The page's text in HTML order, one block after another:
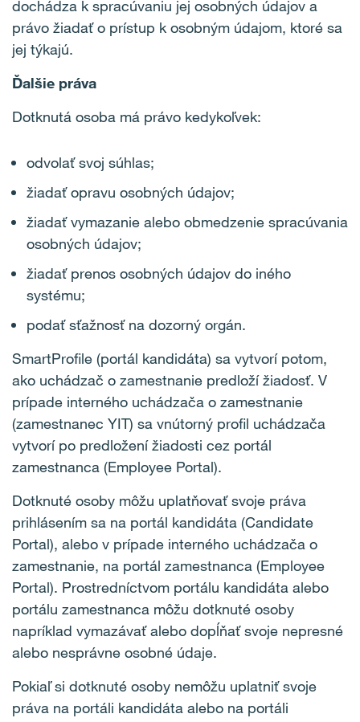
dochádza k spracúvaniu jej osobných údajov a
právo žiadať o prístup k osobným údajom, ktoré sa
jej týkajú.
Ďalšie práva
Dotknutá osoba má právo kedykoľvek:
odvolať svoj súhlas;
žiadať opravu osobných údajov;
žiadať vymazanie alebo obmedzenie spracúvania
osobných údajov;
žiadať prenos osobných údajov do iného
systému;
podať sťažnosť na dozorný orgán.
SmartProfile (portál kandidáta) sa vytvorí potom,
ako uchádzač o zamestnanie predloží žiadosť. V
prípade interného uchádzača o zamestnanie
(zamestnanec YIT) sa vnútorný profil uchádzača
vytvorí po predložení žiadosti cez portál
zamestnanca (Employee Portal).
Dotknuté osoby môžu uplatňovať svoje práva
prihlásením sa na portál kandidáta (Candidate
Portal), alebo v prípade interného uchádzača o
zamestnanie, na portál zamestnanca (Employee
Portal). Prostredníctvom portálu kandidáta alebo
portálu zamestnanca môžu dotknuté osoby
napríklad vymazávať alebo dopĺňať svoje nepresné
alebo nesprávne osobné údaje.
Pokiaľ si dotknuté osoby nemôžu uplatniť svoje
práva na portáli kandidáta alebo na portáli